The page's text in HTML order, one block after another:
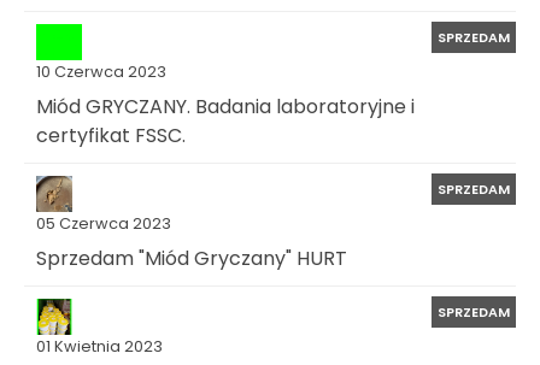
10 Czerwca 2023
SPRZEDAM
Miód GRYCZANY. Badania laboratoryjne i
certyfikat FSSC.
05 Czerwca 2023
SPRZEDAM
Sprzedam "Miód Gryczany" HURT
01 Kwietnia 2023
SPRZEDAM